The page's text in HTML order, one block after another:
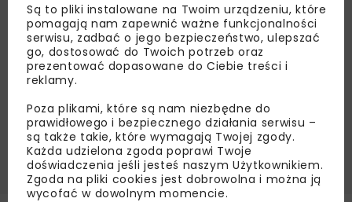
Natalia Maca
ISCHEBECK TITAN POLSKA Sp. z o.o.
DROGI GEOTECHNIKA KOLEJ
MIKROPALE
TITAN POLSKA
Są to pliki instalowane na Twoim urządzeniu, które
pomagają nam zapewnić ważne funkcjonalności
serwisu, zadbać o jego bezpieczeństwo, ulepszać
go, dostosować do Twoich potrzeb oraz
prezentować dopasowane do Ciebie treści i
reklamy.
Poza plikami, które są nam niezbędne do
prawidłowego i bezpiecznego działania serwisu –
są także takie, które wymagają Twojej zgody.
Każda udzielona zgoda poprawi Twoje
doświadczenia jeśli jesteś naszym Użytkownikiem.
Zgoda na pliki cookies jest dobrowolna i można ją
wycofać w dowolnym momencie.